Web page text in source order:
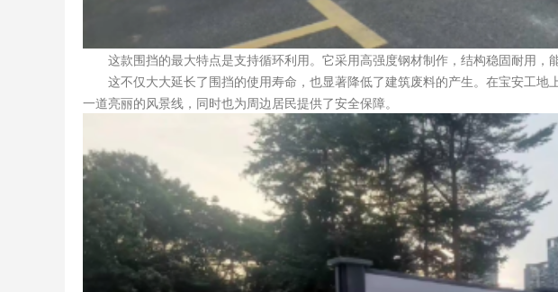
这款围挡的最大特点是支持循环利用。它采用高强度钢材制作，结构稳固耐用，
这不仅大大延长了围挡的使用寿命，也显著降低了建筑废料的产生。在宝安工地
一道亮丽的风景线，同时也为周边居民提供了安全保障。